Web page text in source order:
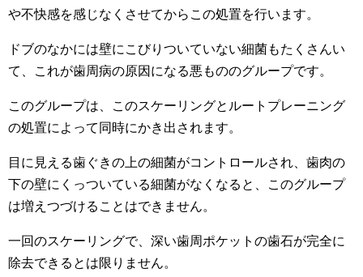
や不快感を感じなくさせてからこの処置を行います。
ドブのなかには壁にこびりついていない細菌もたくさんい
て、これが歯周病の原因になる悪もののグループです。
このグループは、このスケーリングとルートプレーニング
の処置によって同時にかき出されます。
目に見える歯ぐきの上の細菌がコントロールされ、歯肉の
下の壁にくっついている細菌がなくなると、このグループ
は増えつづけることはできません。
一回のスケーリングで、深い歯周ポケットの歯石が完全に
除去できるとは限りません。